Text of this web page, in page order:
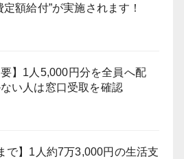
定額給付”が実施されます！
要】1人5,000円分を全員へ配
い人は窓口受取を確認
で】1人約7万3,000円の生活支